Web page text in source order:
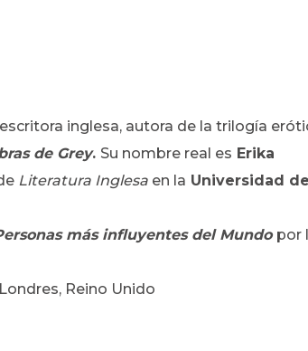
inglesa, autora de la trilogía
de Grey. Su nombre real es Erika
Literatura Inglesa en la Universidad de
más influyentes del Mundo por
Reino Unido